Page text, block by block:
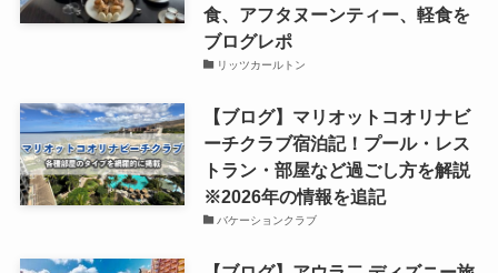
食、アフタヌーンティー、軽食を
ブログレポ
リッツカールトン
【ブログ】マリオットコオリナビ
ーチクラブ宿泊記！プール・レス
トラン・部屋など過ごし方を解説
※2026年の情報を追記
バケーションクラブ